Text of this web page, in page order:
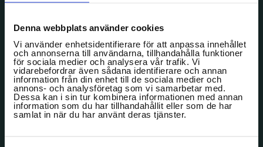
Denna webbplats använder cookies
Vi använder enhetsidentifierare för att anpassa innehållet
och annonserna till användarna, tillhandahålla funktioner
för sociala medier och analysera vår trafik. Vi
vidarebefordrar även sådana identifierare och annan
information från din enhet till de sociala medier och
annons- och analysföretag som vi samarbetar med.
Dessa kan i sin tur kombinera informationen med annan
information som du har tillhandahållit eller som de har
samlat in när du har använt deras tjänster.
Facebook Instagram